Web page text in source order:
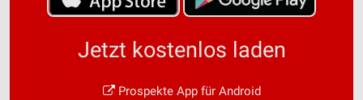
Jetzt kostenlos laden
Prospekte App für Android